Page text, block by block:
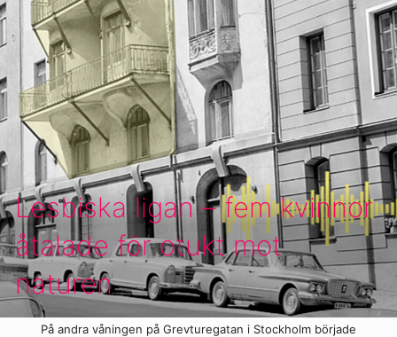
Lesbiska ligan – fem kvinnor
åtalade för otukt mot
naturen
På andra våningen på Grevturegatan i Stockholm började